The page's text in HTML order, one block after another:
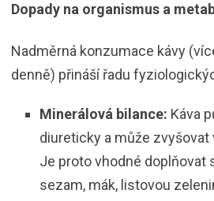
Dopady na organismus a
Nadměrná konzumace kávy
denně) přináší řadu
Minerálová bilance: Káva
diureticky a může zvyšovat
Je proto vhodné doplňovat
sezam, mák, listovou